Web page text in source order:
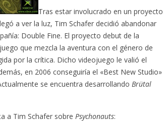
Tras estar involucrado en un proyecto
a ver la luz, Tim Schafer decidió abandonar
Double Fine. El proyecto debut de la
que mezcla la aventura con el género de
por la crítica. Dicho videojuego le valió el
en 2006 conseguiría el «Best New Studio»
se encuentra desarrollandoBrütal
a Tim Schafer sobrePsychonauts: